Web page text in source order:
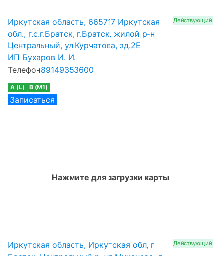
Иркутская область, 665717 Иркутская
обл., г.о.г.Братск, г.Братск, жилой р-н
Центральный, ул.Курчатова, зд.2Е
ИП Бухаров И. И.
Телефон89149353600
A (L) B (M1)
Записаться
Действующий
Нажмите для загрузки карты
Иркутская область, Иркутская обл, г
Действующий